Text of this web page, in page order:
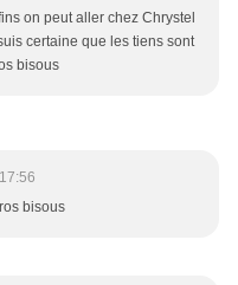
on peut aller chez Chrystel
certaine que les tiens sont
bisous
bisous